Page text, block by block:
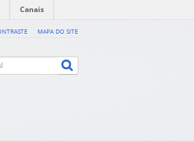
Canais
MAPA DO SITE